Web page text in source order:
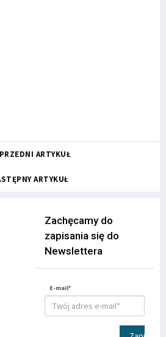
ARTYKUŁ
ARTYKUŁ
Zachęcamy do
zapisania się do
Newslettera
E-mail*